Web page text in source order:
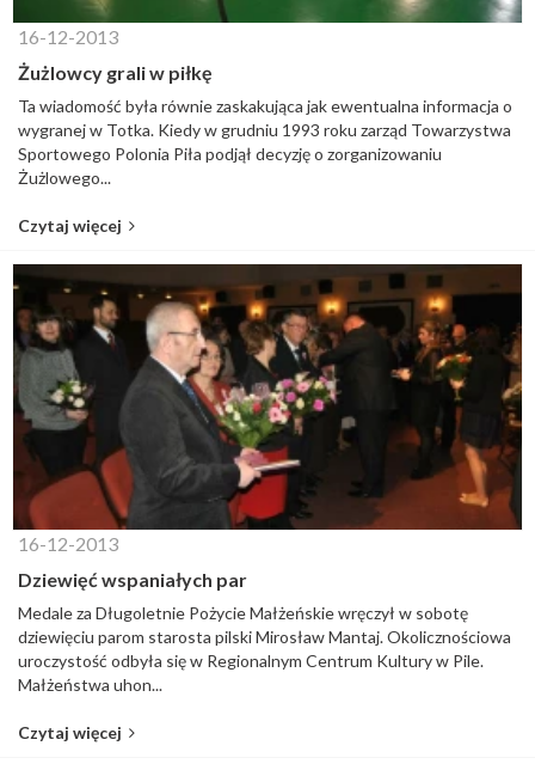
16-12-2013
Żużlowcy grali w piłkę
Ta wiadomość była równie zaskakująca jak ewentualna informacja o
wygranej w Totka. Kiedy w grudniu 1993 roku zarząd Towarzystwa
Sportowego Polonia Piła podjął decyzję o zorganizowaniu
Żużlowego...
Czytaj więcej
16-12-2013
Dziewięć wspaniałych par
Medale za Długoletnie Pożycie Małżeńskie wręczył w sobotę
dziewięciu parom starosta pilski Mirosław Mantaj. Okolicznościowa
uroczystość odbyła się w Regionalnym Centrum Kultury w Pile.
Małżeństwa uhon...
Czytaj więcej